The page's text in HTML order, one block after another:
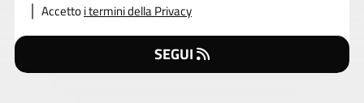
Accettoi termini della Privacy
SEGUI